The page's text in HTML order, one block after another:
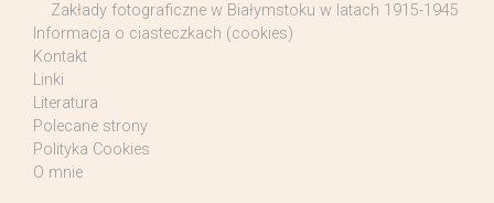
Zakłady fotograficzne w Białymstoku w latach 1915-1945
Informacja o ciasteczkach (cookies)
Kontakt
Linki
Literatura
Polecane strony
Polityka Cookies
O mnie